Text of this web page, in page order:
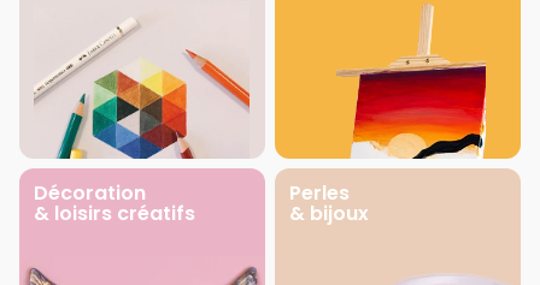
Décoration
& loisirs créatifs
Perles
& bijoux